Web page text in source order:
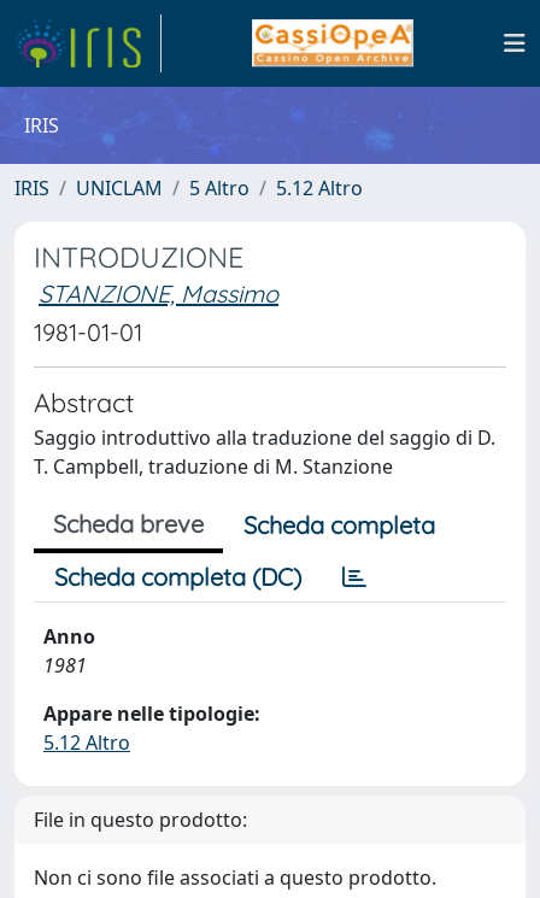
IRIS
IRIS UNICLAM 5 Altro 5.12 Altro
INTRODUZIONE
STANZIONE, Massimo
1981-01-01
Abstract
Saggio introduttivo alla traduzione del saggio di D.
T. Campbell, traduzione di M. Stanzione
Scheda breve
Scheda completa
Scheda completa (DC)
Anno
1981
Appare nelle tipologie:
5.12 Altro
File in questo prodotto:
Non ci sono file associati a questo prodotto.